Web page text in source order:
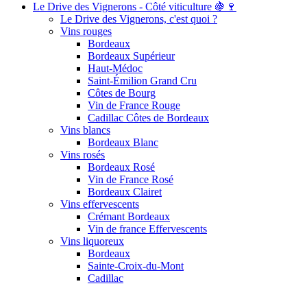
Le Drive des Vignerons - Côté viticulture 🍇🍷
Le Drive des Vignerons, c'est quoi ?
Vins rouges
Bordeaux
Bordeaux Supérieur
Haut-Médoc
Saint-Émilion Grand Cru
Côtes de Bourg
Vin de France Rouge
Cadillac Côtes de Bordeaux
Vins blancs
Bordeaux Blanc
Vins rosés
Bordeaux Rosé
Vin de France Rosé
Bordeaux Clairet
Vins effervescents
Crémant Bordeaux
Vin de france Effervescents
Vins liquoreux
Bordeaux
Sainte-Croix-du-Mont
Cadillac